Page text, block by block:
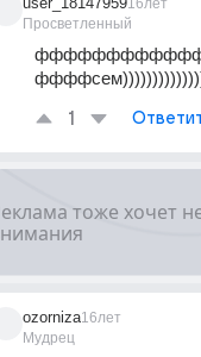
Просветленный
16лет
1
ozorniza
Мудрец
16лет